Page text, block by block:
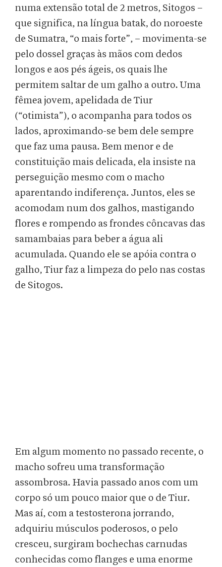
numa extensão total de 2 metros, Sitogos –
que significa, na língua batak, do noroeste
de Sumatra, “o mais forte”, – movimenta-se
pelo dossel graças às mãos com dedos
longos e aos pés ágeis, os quais lhe
permitem saltar de um galho a outro. Uma
fêmea jovem, apelidada de Tiur
(“otimista”), o acompanha para todos os
lados, aproximando-se bem dele sempre
que faz uma pausa. Bem menor e de
constituição mais delicada, ela insiste na
perseguição mesmo com o macho
aparentando indiferença. Juntos, eles se
acomodam num dos galhos, mastigando
flores e rompendo as frondes côncavas das
samambaias para beber a água ali
acumulada. Quando ele se apóia contra o
galho, Tiur faz a limpeza do pelo nas costas
de Sitogos.
Em algum momento no passado recente, o
macho sofreu uma transformação
assombrosa. Havia passado anos com um
corpo só um pouco maior que o de Tiur.
Mas aí, com a testosterona jorrando,
adquiriu músculos poderosos, o pelo
cresceu, surgiram bochechas carnudas
conhecidas como flanges e uma enorme